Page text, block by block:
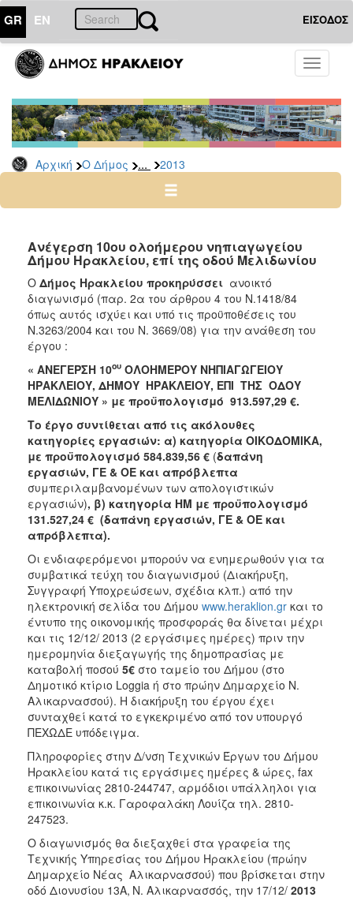
GR EN ΕΙΣΟΔΟΣ
Toggle
Αρχική Ο Δήμος ... 2013
ΔΗΜΟΣ
Διακηρύξεις
-
Δημοπρασίες
Αρχείο
2025
2023
2022
2021
2020
2019
2018
2017
2016
2015
2013
ΤΟΠΟΣ
ΠΟΛΙΤΙΣΜΟΣ
ΑΝΘΕΚΤΙΚΗ
ΠΟΛΗ
Ανέγερση 10ου ολοήμερου νηπιαγωγείου
Δήμου Hρακλείου, επί της οδού Mελιδωνίου
Ο Δήμος Ηρακλείου προκηρύσσει ανοικτό
διαγωνισμό (παρ. 2α του άρθρου 4 του Ν.1418/84
όπως αυτός ισχύει και υπό τις προϋποθέσεις του
Ν.3263/2004 και του Ν. 3669/08) για την ανάθεση του
έργου :
« ΑΝΕΓΕΡΣΗ 10ου ΟΛΟΗΜΕΡΟΥ ΝΗΠΙΑΓΩΓΕΙΟΥ
ΗΡΑΚΛΕΙΟΥ, ΔΗΜΟΥ ΗΡΑΚΛΕΙΟΥ, ΕΠΙ ΤΗΣ ΟΔΟΥ
ΜΕΛΙΔΩΝΙΟΥ » με προϋπολογισμό 913.597,29 €.
Το έργο συντίθεται από τις ακόλουθες
κατηγορίες εργασιών: α) κατηγορία ΟΙΚΟΔΟΜΙΚΑ,
με προϋπολογισμό 584.839,56 € (δαπάνη
εργασιών, ΓΕ & ΟΕ και απρόβλεπτα
συμπεριλαμβανομένων των απολογιστικών
εργασιών), β) κατηγορία ΗΜ με προϋπολογισμό
131.527,24 € (δαπάνη εργασιών, ΓΕ & ΟΕ και
απρόβλεπτα).
Οι ενδιαφερόμενοι μπορούν να ενημερωθούν για τα
συμβατικά τεύχη του διαγωνισμού (Διακήρυξη,
Συγγραφή Υποχρεώσεων, σχέδια κλπ.) από την
ηλεκτρονική σελίδα του Δήμου www.heraklion.gr και το
έντυπο της οικονομικής προσφοράς θα δίνεται μέχρι
και τις 12/12/ 2013 (2 εργάσιμες ημέρες) πριν την
ημερομηνία διεξαγωγής της δημοπρασίας με
καταβολή ποσού 5€ στο ταμείο του Δήμου (στο
Δημοτικό κτίριο Loggia ή στο πρώην Δημαρχείο Ν.
Αλικαρνασσού). Η διακήρυξη του έργου έχει
συνταχθεί κατά το εγκεκριμένο από τον υπουργό
ΠΕΧΩΔΕ υπόδειγμα.
Πληροφορίες στην Δ/νση Τεχνικών Έργων του Δήμου
Ηρακλείου κατά τις εργάσιμες ημέρες & ώρες, fax
επικοινωνίας 2810-244747, αρμόδιοι υπάλληλοι για
επικοινωνία κ.κ. Γαροφαλάκη Λουίζα τηλ. 2810-
247523.
Ο διαγωνισμός θα διεξαχθεί στα γραφεία της
Τεχνικής Υπηρεσίας του Δήμου Ηρακλείου (πρώην
Δημαρχείο Νέας Αλικαρνασσού) που βρίσκεται στην
οδό Διονυσίου 13Α, Ν. Αλικαρνασσός, την 17/12/ 2013